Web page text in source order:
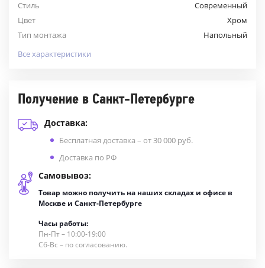
Стиль
Современный
Цвет
Хром
Тип монтажа
Напольный
Все характеристики
Получение в Санкт-Петербурге
Доставка:
Бесплатная доставка – от 30 000 руб.
Доставка по РФ
Самовывоз:
Товар можно получить на наших складах и офисе в
Москве и Санкт-Петербурге
Часы работы:
Пн-Пт – 10:00-19:00
Сб-Вс – по согласованию.